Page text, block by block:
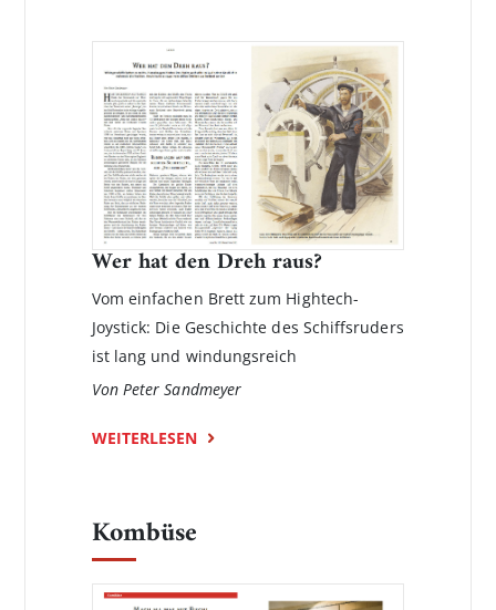
Wer hat den Dreh raus?
Vom einfachen Brett zum Hightech-
Joystick: Die Geschich­te des Schiffsruders
ist lang und windungsreich
Von Peter Sandmeyer
WEITERLESEN
Kombüse